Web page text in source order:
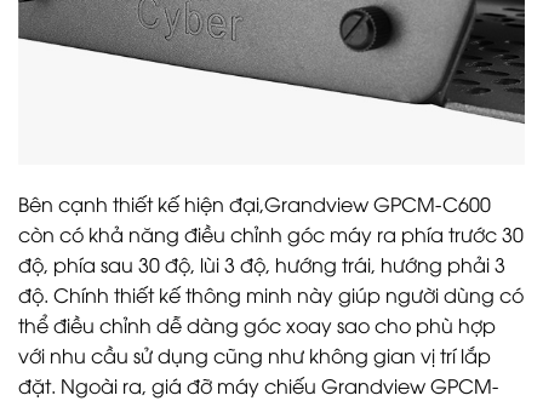
Bên cạnh thiết kế hiện đại,Grandview GPCM-C600
còn có khả năng điều chỉnh góc máy ra phía trước 30
độ, phía sau 30 độ, lùi 3 độ, hướng trái, hướng phải 3
độ. Chính thiết kế thông minh này giúp người dùng có
thể điều chỉnh dễ dàng góc xoay sao cho phù hợp
với nhu cầu sử dụng cũng như không gian vị trí lắp
đặt. Ngoài ra, giá đỡ máy chiếu Grandview GPCM-